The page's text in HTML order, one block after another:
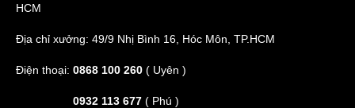
HCM
Địa chỉ xưởng: 49/9 Nhị Bình 16, Hóc Môn, TP.HCM
Điện thoại: 0868 100 260 ( Uyên )
0932 113 677 ( Phú )